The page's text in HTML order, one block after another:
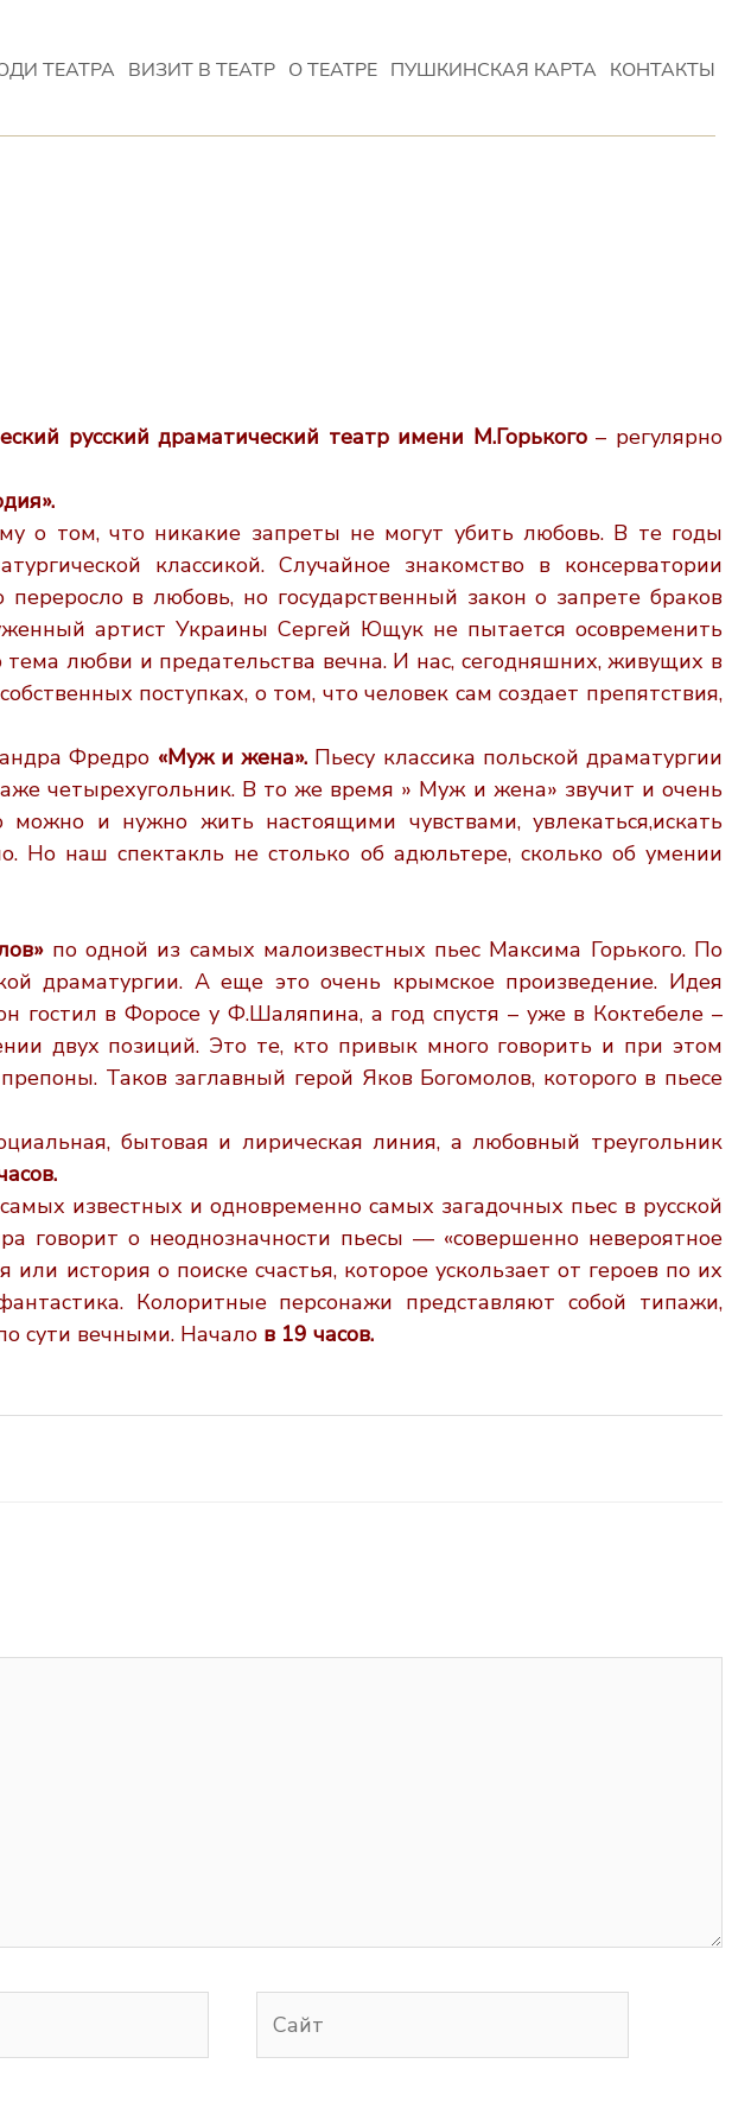
ТЕАТРА ВИЗИТ В ТЕАТР О ТЕАТРЕ ПУШКИНСКАЯ КАРТА КОНТАКТЫ
русский драматический театр имени М.Горького– регулярно
о том, что никакие запреты не могут убить любовь. В те годы
классикой. Случайное знакомство в консерватории
переросло в любовь, но государственный закон о запрете браков
артист Украины Сергей Ющук не пытается осовременить
любви и предательства вечна. И нас, сегодняшних, живущих в
поступках, о том, что человек самсоздает препятствия,
Фредро «Муж и жена». Пьесу классика польской драматургии
четырехугольник. В то же время » Муж и жена» звучит и очень
и нужно жить настоящими чувствами, увлекаться,искать
Но наш спектакль не столько об адюльтере, сколько об умении
поодной из самых малоизвестных пьес Максима Горького. По
драматургии. А еще это очень крымское произведение. Идея
гостил в Форосе у Ф.Шаляпина, а год спустя – уже в Коктебеле –
двух позиций. Это те, кто привык много говорить и при этом
Таков заглавный герой Яков Богомолов, которого в пьесе
бытовая и лирическая линия, а любовный треугольник
известных и одновременно самых загадочных пьес в русской
говорит о неоднозначности пьесы — «совершенно невероятное
история о поиске счастья, которое ускользает от героев по их
Колоритные персонажи представляют собой типажи,
сути вечными. Начало в 19 часов.